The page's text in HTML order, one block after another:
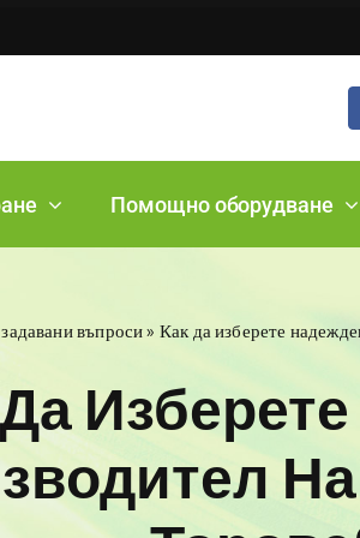
Помощно оборудване
въпроси» Как да изберете